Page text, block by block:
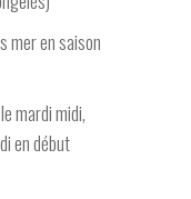
mer en saison
mardi midi,
en début